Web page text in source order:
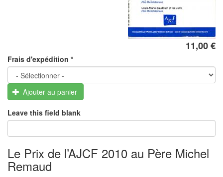
11,00 €
Frais d'expédition *
Ajouter au panier
Leave this field blank
Le Prix de l’AJCF 2010 au Père Michel
Remaud